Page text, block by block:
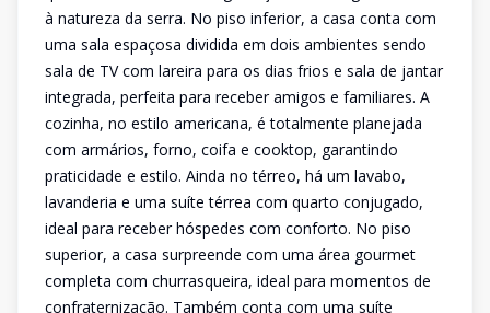
à natureza da serra. No piso inferior, a casa conta com
uma sala espaçosa dividida em dois ambientes sendo
sala de TV com lareira para os dias frios e sala de jantar
integrada, perfeita para receber amigos e familiares. A
cozinha, no estilo americana, é totalmente planejada
com armários, forno, coifa e cooktop, garantindo
praticidade e estilo. Ainda no térreo, há um lavabo,
lavanderia e uma suíte térrea com quarto conjugado,
ideal para receber hóspedes com conforto. No piso
superior, a casa surpreende com uma área gourmet
completa com churrasqueira, ideal para momentos de
confraternização. Também conta com uma suíte